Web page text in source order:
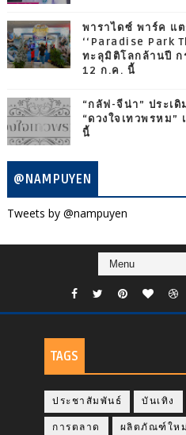
พาราไดซ์ พาร์ค แ
‘‘Paradise Park
ทะลุมิติโลกล้านปี ก
12 ก.ค. นี้
“กลัฟ-จีน่า” ประเ
“ดวงใจเทวพรหม”
นี้
@NAMPUYEN
Tweets by @nampuyen
TAGS
ประชาสัมพันธ์ บันเทิง
การตลาด ผลิตภัณฑ์ใหม่